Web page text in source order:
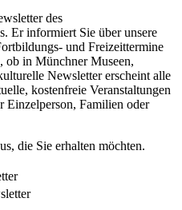
des
Er informiert Sie über unsere
und Freizeittermine
ob in Münchner Museen,
Newsletter erscheint alle
kostenfreie Veranstaltungen
Einzelperson, Familien oder
die Sie erhalten möchten.